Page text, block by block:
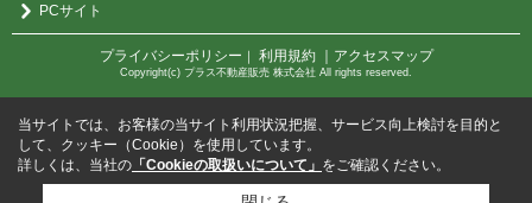
PCサイト
プライバシーポリシー ｜ 利用規約 ｜アクセスマップ
Copyright(c) プラス不動産販売 株式会社 All rights reserved.
当サイトでは、お客様の当サイト利用状況把握、サービス向上検討を目的と
して、クッキー（Cookie）を使用しています。
詳しくは、当社の 「Cookieの取扱いについて」 をご確認ください。